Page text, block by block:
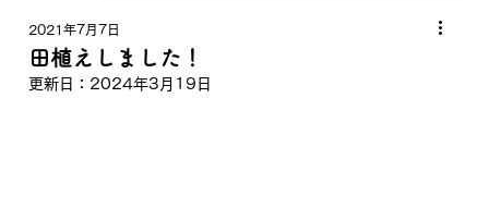
田植えしました！
2021年7月7日
更新日： 2024年3月19日